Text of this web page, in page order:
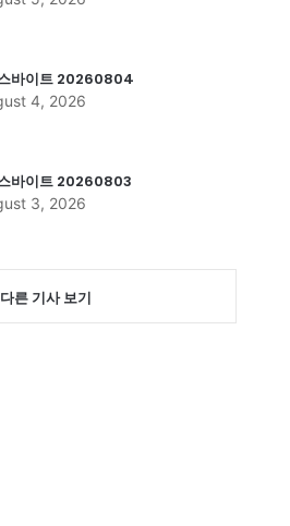
바이트 20260804
4, 2026
바이트 20260803
3, 2026
다른 기사 보기